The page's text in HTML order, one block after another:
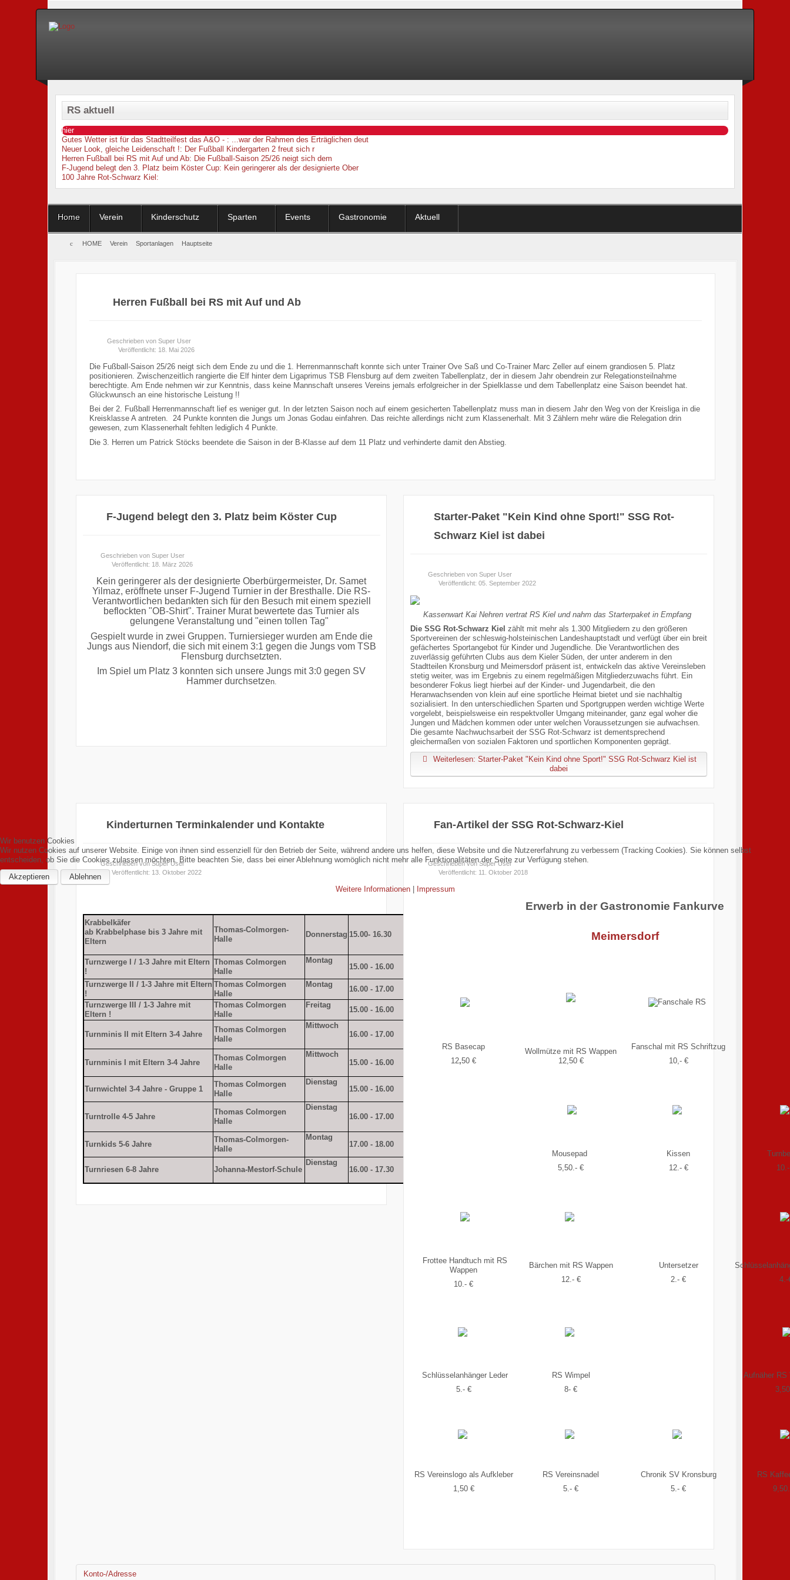
RS aktuell
hier
Gutes Wetter ist für das Stadtteilfest das A&O - : ...war der Rahmen des Erträglichen deut
Neuer Look, gleiche Leidenschaft !: Der Fußball Kindergarten 2 freut sich r
Herren Fußball bei RS mit Auf und Ab: Die Fußball-Saison 25/26 neigt sich dem
F-Jugend belegt den 3. Platz beim Köster Cup: Kein geringerer als der designierte Ober
100 Jahre Rot-Schwarz Kiel :
Home Verein Kinderschutz Sparten Events Gastronomie Aktuell
HOME Verein Sportanlagen Hauptseite
Herren Fußball bei RS mit Auf und Ab
Geschrieben vonSuper User
Veröffentlicht: 18. Mai 2026
Die Fußball-Saison 25/26 neigt sich dem Ende zu und die 1. Herrenmannschaft konnte sich unter Trainer Ove Saß und Co-Trainer Marc Zeller auf einem grandiosen 5. Platz
positionieren. Zwischenzeitlich rangierte die Elf hinter dem Ligaprimus TSB Flensburg auf dem zweiten Tabellenplatz, der in diesem Jahr obendrein zur Relegationsteilnahme
berechtigte. Am Ende nehmen wir zur Kenntnis, dass keine Mannschaft unseres Vereins jemals erfolgreicher in der Spielklasse und dem Tabellenplatz eine Saison beendet hat.
Glückwunsch an eine historische Leistung !!
Bei der 2. Fußball Herrenmannschaft lief es weniger gut. In der letzten Saison noch auf einem gesicherten Tabellenplatz muss man in diesem Jahr den Weg von der Kreisliga in die
Kreisklasse A antreten. 24 Punkte konnten die Jungs um Jonas Godau einfahren. Das reichte allerdings nicht zum Klassenerhalt. Mit 3 Zählern mehr wäre die Relegation drin
gewesen, zum Klassenerhalt fehlten lediglich 4 Punkte.
Die 3. Herren um Patrick Stöcks beendete die Saison in der B-Klasse auf dem 11 Platz und verhinderte damit den Abstieg.
F-Jugend belegt den 3. Platz beim Köster Cup
Geschrieben von Super User
Veröffentlicht: 18. März 2026
Kein geringerer als der designierte Oberbürgermeister, Dr. Samet
Yilmaz, eröffnete unser F-Jugend Turnier in der Bresthalle. Die RS-
Verantwortlichen bedankten sich für den Besuch mit einem speziell
beflockten "OB-Shirt". Trainer Murat bewertete das Turnier als
gelungene Veranstaltung und "einen tollen Tag"
Gespielt wurde in zwei Gruppen. Turniersieger wurden am Ende die
Jungs aus Niendorf, die sich mit einem 3:1 gegen die Jungs vom TSB
Flensburg durchsetzten.
Im Spiel um Platz 3 konnten sich unsere Jungs mit 3:0 gegen SV
Hammer durchsetzen.
Starter-Paket "Kein Kind ohne Sport!" SSG Rot-
Schwarz Kiel ist dabei
Geschrieben von Super User
Veröffentlicht: 05. September 2022
Kassenwart Kai Nehren vertrat RS Kiel und nahm das Starterpaket in Empfang
Die SSG Rot-Schwarz Kiel zählt mit mehr als 1.300 Mitgliedern zu den größeren
Sportvereinen der schleswig-holsteinischen Landeshauptstadt und verfügt über ein breit
gefächertes Sportangebot für Kinder und Jugendliche. Die Verantwortlichen des
zuverlässig geführten Clubs aus dem Kieler Süden, der unter anderem in den
Stadtteilen Kronsburg und Meimersdorf präsent ist, entwickeln das aktive Vereinsleben
stetig weiter, was im Ergebnis zu einem regelmäßigen Mitgliederzuwachs führt. Ein
besonderer Fokus liegt hierbei auf der Kinder- und Jugendarbeit, die den
Heranwachsenden von klein auf eine sportliche Heimat bietet und sie nachhaltig
sozialisiert. In den unterschiedlichen Sparten und Sportgruppen werden wichtige Werte
vorgelebt, beispielsweise ein respektvoller Umgang miteinander, ganz egal woher die
Jungen und Mädchen kommen oder unter welchen Voraussetzungen sie aufwachsen.
Die gesamte Nachwuchsarbeit der SSG Rot-Schwarz ist dementsprechend
gleichermaßen von sozialen Faktoren und sportlichen Komponenten geprägt.
Weiterlesen: Starter-Paket "Kein Kind ohne Sport!" SSG Rot-Schwarz Kiel ist
dabei
Kinderturnen Terminkalender und Kontakte
Geschrieben vonSuper User
Veröffentlicht: 13. Oktober 2022
Krabbelkäfer
ab Krabbelphase bis 3 Jahre mit
Eltern
Thomas-Colmorgen-
Halle
Donnerstag 15.00- 16.30
Turnzwerge I / 1-3 Jahre mit Eltern
!
Thomas Colmorgen
Halle
Montag
15.00 - 16.00
Turnzwerge II / 1-3 Jahre mit Eltern
!
Thomas Colmorgen
Halle
Montag
16.00 - 17.00
Turnzwerge III / 1-3 Jahre mit
Eltern !
Thomas Colmorgen
Halle
Freitag
15.00 - 16.00
Tobias
Turnminis II mit Eltern 3-4 Jahre
Thomas Colmorgen
Halle
Mittwoch
16.00 - 17.00
Turnminis I mit Eltern 3-4 Jahre
Thomas Colmorgen
Halle
Mittwoch
15.00 - 16.00
Lisa Anker
Turnwichtel 3-4 Jahre - Gruppe 1
Thomas Colmorgen
Halle
Dienstag
15.00 - 16.00
Turntrolle 4-5 Jahre
Thomas Colmorgen
Halle
Dienstag
16.00 - 17.00
Turnkids 5-6 Jahre
Thomas-Colmorgen-
Halle
Montag
17.00 - 18.00
Turnriesen 6-8 Jahre Johanna-Mestorf-Schule
Dienstag
16.00 - 17.30
Fan-Artikel der SSG Rot-Schwarz-Kiel
Geschrieben vonSuper User
Veröffentlicht: 11. Oktober 2018
Erwerb in der Gastronomie Fankurve
Meimersdorf
RS Basecap
12,50 €
Wollmütze mit RS Wappen
12,50 €
Fanschal mit RS Schriftzug
10,- €
Mousepad
5,50.- €
Kissen
12.- €
Frottee Handtuch mit RS
Wappen
10.- €
Bärchen mit RS Wappen
12.- €
Untersetzer
2.- €
4.-
Schlüsselanhänger Leder
5.- €
RS Wimpel
8- €
Aufnäher RS
RS Vereinslogo als Aufkleber
1,50 €
RS Vereinsnadel
5.- €
Chronik SV Kronsburg
5.- €
RS
Konto-/Adresse
Wir benutzen Cookies
Wir nutzen Cookies auf unserer Website. Einige von ihnen sind essenziell für den Betrieb der Seite, während andere uns helfen, diese Website und die Nutzererfahrung zu verbessern (Tracking Cookies). Sie können selbst
entscheiden, ob Sie die Cookies zulassen möchten. Bitte beachten Sie, dass bei einer Ablehnung womöglich nicht mehr alle Funktionalitäten der Seite zur Verfügung stehen.
Akzeptieren
Ablehnen
Weitere Informationen| Impressum